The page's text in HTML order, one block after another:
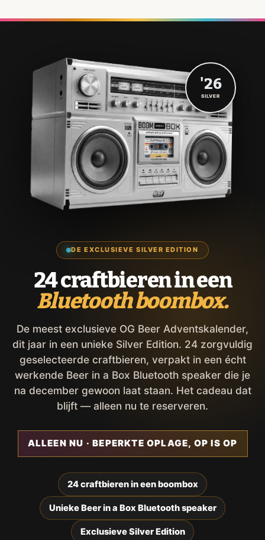
DE EXCLUSIEVE SILVER EDITION
24 craftbieren in een
Bluetooth boombox.
De meest exclusieve OG Beer Adventskalender,
dit jaar in een unieke Silver Edition. 24 zorgvuldig
geselecteerde craftbieren, verpakt in een écht
werkende Beer in a Box Bluetooth speaker die je
na december gewoon laat staan. Het cadeau dat
blijft — alleen nu te reserveren.
ALLEEN NU · BEPERKTE OPLAGE, OP IS OP
24 craftbieren in een boombox
Unieke Beer in a Box Bluetooth speaker
Exclusieve Silver Edition
'26
SILVER